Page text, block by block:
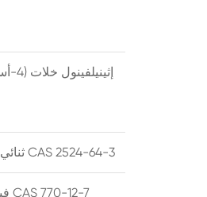
ثنائي الفينيل الكلوروفوسفات CAS 2524-64-3
فينيل ثنائي كلوروفوسفات CAS 770-12-7